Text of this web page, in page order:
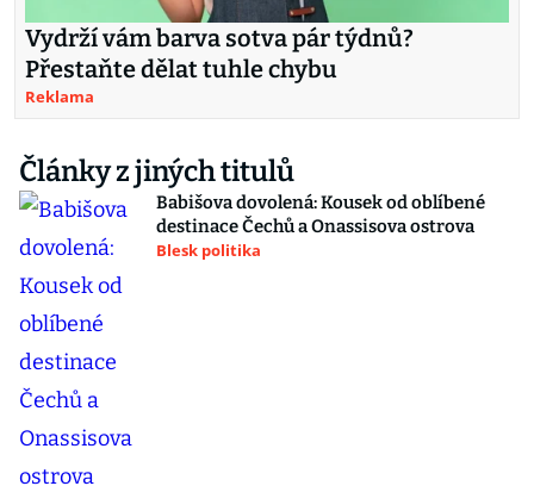
Vydrží vám barva sotva pár týdnů?
Přestaňte dělat tuhle chybu
Reklama
Články z jiných titulů
Babišova dovolená: Kousek od oblíbené
destinace Čechů a Onassisova ostrova
Blesk politika